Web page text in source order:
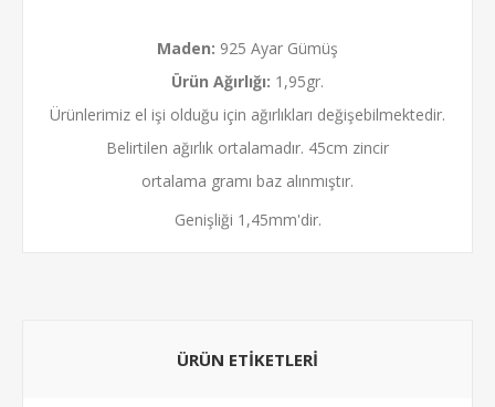
Maden: 925 Ayar Gümüş
Ürün Ağırlığı: 1,95gr.
Ürünlerimiz el işi olduğu için ağırlıkları değişebilmektedir.
Belirtilen ağırlık ortalamadır. 45cm zincir
ortalama gramı baz alınmıştır.
Genişliği 1,45mm'dir.
ÜRÜN ETİKETLERİ